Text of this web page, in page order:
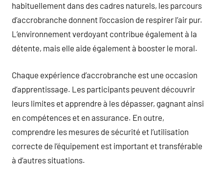
habituellement dans des cadres naturels, les parcours
d’accrobranche donnent l’occasion de respirer l’air pur.
L’environnement verdoyant contribue également à la
détente, mais elle aide également à booster le moral.
Chaque expérience d’accrobranche est une occasion
d’apprentissage. Les participants peuvent découvrir
leurs limites et apprendre à les dépasser, gagnant ainsi
en compétences et en assurance. En outre,
comprendre les mesures de sécurité et l’utilisation
correcte de l’équipement est important et transférable
à d’autres situations.